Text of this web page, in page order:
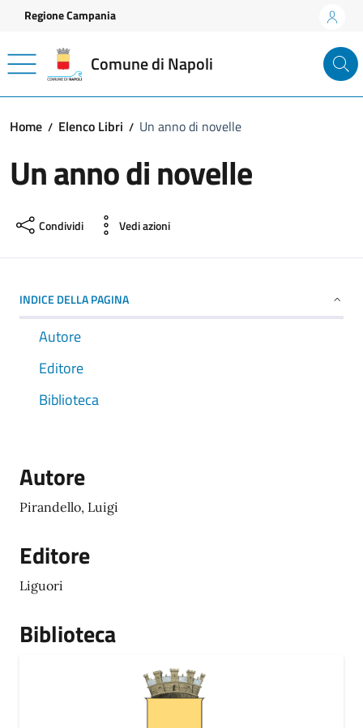
Vai ai contenuti
Vai al footer
Regione Campania
Comune di Napoli
Home Elenco Libri Un anno di novelle
Un anno di novelle
Condividi Vedi azioni
INDICE DELLA PAGINA
Autore
Editore
Biblioteca
Autore
Pirandello, Luigi
Editore
Liguori
Biblioteca